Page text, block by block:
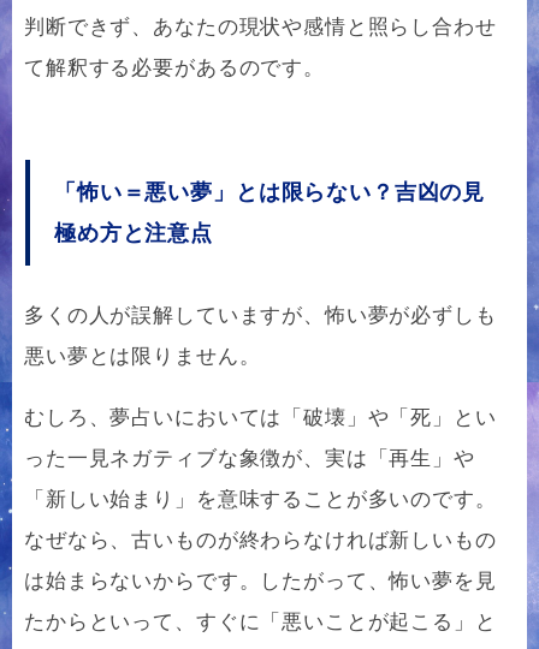
判断できず、あなたの現状や感情と照らし合わせ
て解釈する必要があるのです。
「怖い＝悪い夢」とは限らない？吉凶の見
極め方と注意点
多くの人が誤解していますが、怖い夢が必ずしも
悪い夢とは限りません。
むしろ、夢占いにおいては「破壊」や「死」とい
った一見ネガティブな象徴が、実は「再生」や
「新しい始まり」を意味することが多いのです。
なぜなら、古いものが終わらなければ新しいもの
は始まらないからです。したがって、怖い夢を見
たからといって、すぐに「悪いことが起こる」と